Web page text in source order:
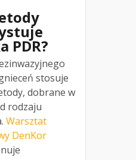
PDR?
stosuje
dobrane w
rodzaju
Warsztat
DenKor